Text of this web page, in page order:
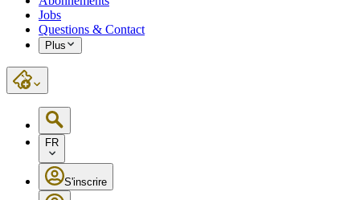
Jobs
Questions & Contact
Plus
FR
S'inscrire